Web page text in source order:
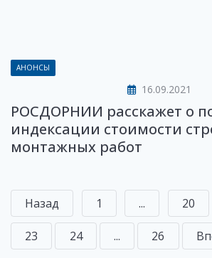
АНОНСЫ
16.09.2021
РОСДОРНИИ расскажет о
индексации стоимости
монтажных работ
Назад 1 ... 20
23 24 ... 26